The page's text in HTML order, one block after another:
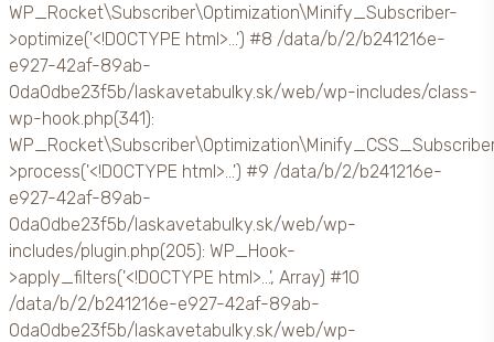
WP_Rocket\Subscriber\Optimization\Minify_Subscriber-
>optimize('<!DOCTYPE html>...') #8 /data/b/2/b241216e-
e927-42af-89ab-
0da0dbe23f5b/laskavetabulky.sk/web/wp-includes/class-
wp-hook.php(341):
>process('<!DOCTYPE html>...') #9 /data/b/2/b241216e-
e927-42af-89ab-
0da0dbe23f5b/laskavetabulky.sk/web/wp-
includes/plugin.php(205): WP_Hook-
>apply_filters('<!DOCTYPE html>...', Array) #10
/data/b/2/b241216e-e927-42af-89ab-
0da0dbe23f5b/laskavetabulky.sk/web/wp-